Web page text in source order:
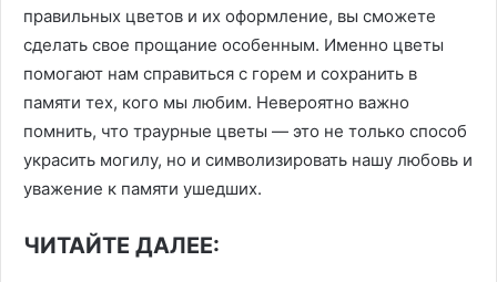
правильных цветов и их оформление, вы сможете
сделать свое прощание особенным. Именно цветы
помогают нам справиться с горем и сохранить в
памяти тех, кого мы любим. Невероятно важно
помнить, что траурные цветы — это не только способ
украсить могилу, но и символизировать нашу любовь и
уважение к памяти ушедших.
ЧИТАЙТЕ ДАЛЕЕ: